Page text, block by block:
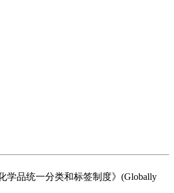
品统一分类和标签制度》(Globally